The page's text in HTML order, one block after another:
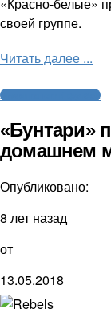
«Красно-белые»
своей группе.
Читать далее ...
Американский футбол
«Бунтари»
домашнем
Опубликовано:
8 лет назад
от
13.05.2018